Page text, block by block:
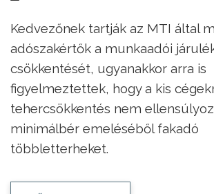
Kedvezőnek tartják az MTI által
adószakértők a munkaadói
csökkentését, ugyanakkor arra is
figyelmeztettek, hogy a kis
tehercsökkentés nem
minimálbér emeléséből fakadó
többletterheket.